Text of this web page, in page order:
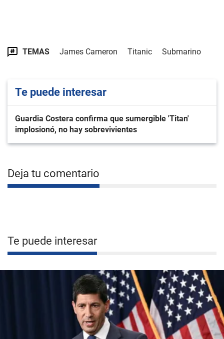
TEMAS James Cameron Titanic Submarino
Te puede interesar
Guardia Costera confirma que sumergible 'Titan'
implosionó, no hay sobrevivientes
Deja tu comentario
Te puede interesar